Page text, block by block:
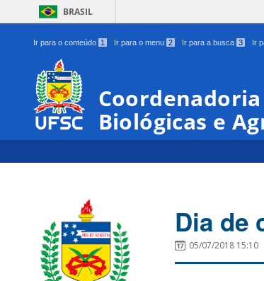
BRASIL
Ir para o conteúdo 1 Ir para o menu 2 Ir para a busca 3 Ir
Biológicas e
Dia de
05/07/2018 15:10